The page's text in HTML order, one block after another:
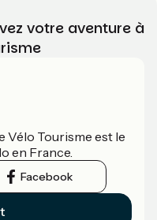
votre aventure à
Vélo Tourisme est le
en France.
Facebook